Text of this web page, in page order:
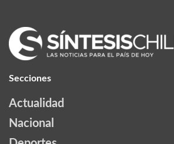
Secciones
Actualidad
Nacional